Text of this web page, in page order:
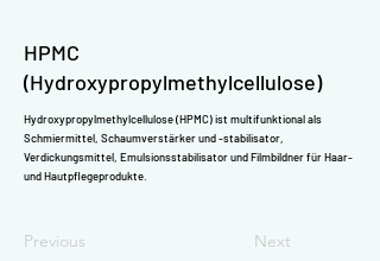
HPMC
(Hydroxypropylmethylcellulose)
Hydroxypropylmethylcellulose (HPMC) ist multifunktional als
Schmiermittel, Schaumverstärker und -stabilisator,
Verdickungsmittel, Emulsionsstabilisator und Filmbildner für Haar-
und Hautpflegeprodukte.
Previous Next